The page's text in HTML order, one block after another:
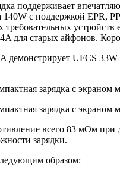
поддерживает
с поддержкой EPR,
старых айфонов.
UFCS
всего 83 мОм
зарядки.
образом: